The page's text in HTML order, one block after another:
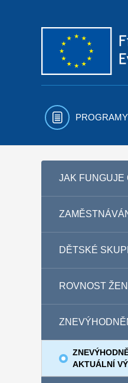
PROGRAMY
JAK FUNGUJE
DĚTSKÉ
ROVNOST
AKTUÁLNÍ